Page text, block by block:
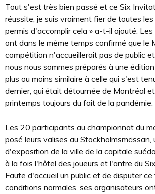
Tout s'est très bien passé et ce Six
réussite, je suis vraiment fier de toutes
permis d'accomplir cela » a-t-il ajouté.
ont dans le même temps confirmé que le
compétition n'accueillerait pas de public
nous nous sommes préparés à une
plus ou moins similaire à celle qui s'est
dernier, qui était détournée de Montréal
printemps toujours du fait de la pandémie.
Les 20 participants au championnat du
posé leurs valises au Stockholmsmässan,
d'exposition de la ville de la capitale
à la fois l'hôtel des joueurs et l'antre du
Faute d'accueil un public et de disputer
conditions normales, ses organisateurs